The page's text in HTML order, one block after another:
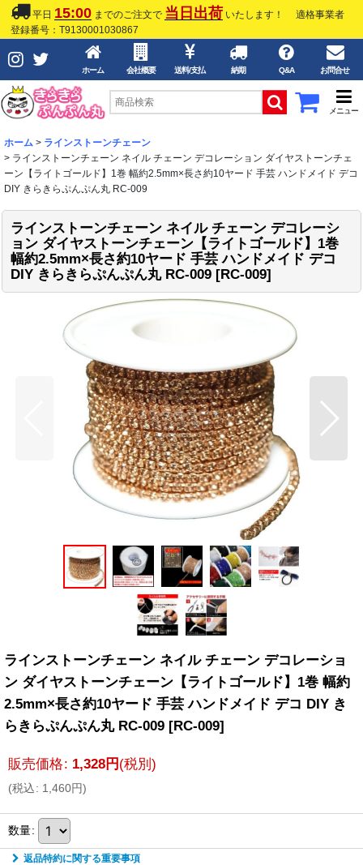
平日 15:00 までのご注文で 当日出荷 いたします！
適格事業者
登録番号：T9130001030867
ホーム 会社概要 送料/支払 納期 Q&A お問合せ
メニュー
ホーム > ラインストーンチェーン
> ラインストーンチェーン ネイル チェーン デコレーション ダイヤストーンチェ
ーン【ライトゴールド】1巻 幅約2.5mm×長さ約10ヤード 手芸 ハンドメイド デコ
DIY きらきらぷんぷん丸 RC-009
ラインストーンチェーン ネイル チェーン デコレーシ
ョン ダイヤストーンチェーン【ライトゴールド】1巻
幅約2.5mm×長さ約10ヤード 手芸 ハンドメイド デコ
DIY きらきらぷんぷん丸 RC-009 [RC-009]
ラインストーンチェーン ネイル チェーン デコレーショ
ン ダイヤストーンチェーン【ライトゴールド】1巻 幅約
2.5mm×長さ約10ヤード 手芸 ハンドメイド デコ DIY き
らきらぷんぷん丸 RC-009 [RC-009]
販売価格: 1,328円 (税別)
(税込: 1,460円)
数量:
返品特約に関する重要事項